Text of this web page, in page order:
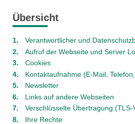
Übersicht
Verantwortlicher und
Aufruf der Webseite und Server
Cookies
Kontaktaufnahme (E-Mail,
Newsletter
Links auf andere Webseiten
Verschlüsselte Übertragung (TLS-
Ihre Rechte